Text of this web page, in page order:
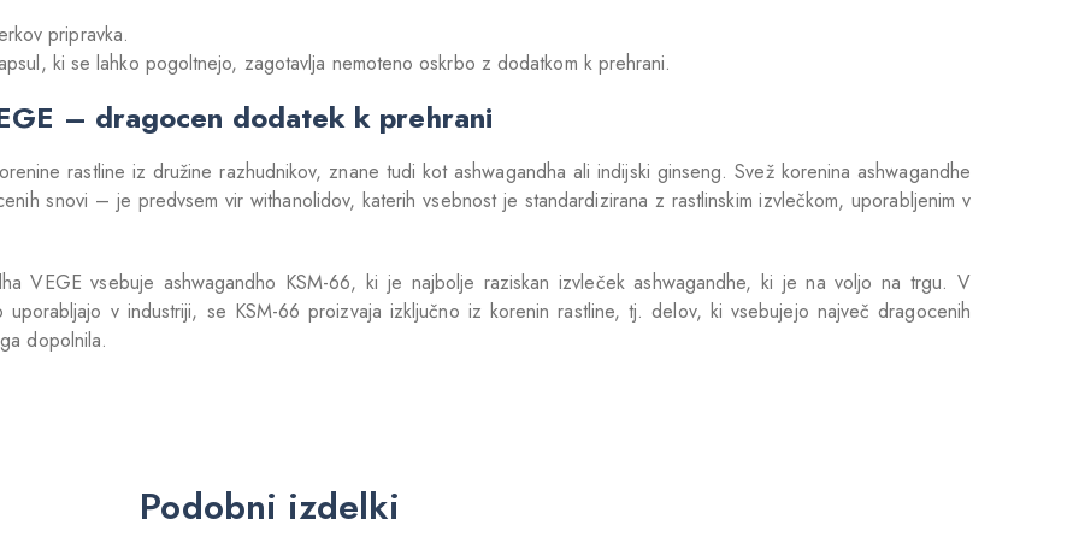
pripravka.
ki se lahko pogoltnejo, zagotavlja nemoteno oskrbo z dodatkom k prehrani.
– dragocen dodatek k prehrani
rastline iz družine razhudnikov, znane tudi kot ashwagandha ali indijski ginseng. Svež korenina ashwagandhe
snovi – je predvsem vir withanolidov, katerih vsebnost je standardizirana z rastlinskim izvlečkom, uporabljenim v
VEGE vsebuje ashwagandho KSM-66, ki je najbolje raziskan izvleček ashwagandhe, ki je na voljo na trgu. V
v industriji, se KSM-66 proizvaja izključno iz korenin rastline, tj. delov, ki vsebujejo največ dragocenih
dopolnila.
Podobni izdelki